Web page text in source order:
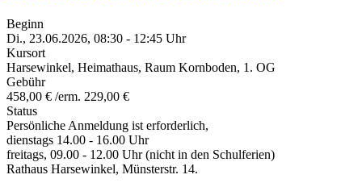
Beginn
Di., 23.06.2026, 08:30 - 12:45 Uhr
Kursort
Harsewinkel, Heimathaus, Raum Kornboden, 1. OG
Gebühr
458,00 € /erm. 229,00 €
Status
Persönliche Anmeldung ist erforderlich,
dienstags 14.00 - 16.00 Uhr
freitags, 09.00 - 12.00 Uhr (nicht in den Schulferien)
Rathaus Harsewinkel, Münsterstr. 14.